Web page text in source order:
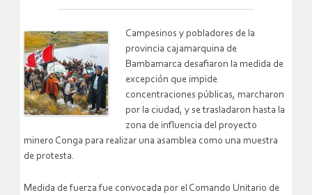
Campesinos y pobladores de la
provincia cajamarquina de
Bambamarca desafiaron la medida de
excepción que impide
concentraciones públicas, marcharon
por la ciudad, y se trasladaron hasta la
zona de influencia del proyecto
minero Conga para realizar una asamblea como una muestra
de protesta.
Medida de fuerza fue convocada por el Comando Unitario de